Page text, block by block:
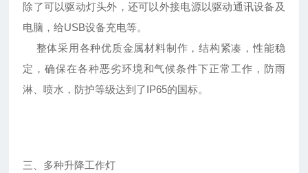
除了可以驱动灯头外，还可以外接电源以驱动通讯设备及
电脑，给USB设备充电等。
整体采用各种优质金属材料制作，结构紧凑，性能稳
定，确保在各种恶劣环境和气候条件下正常工作，防雨
淋、喷水，防护等级达到了IP65的国标。
三、多种升降工作灯